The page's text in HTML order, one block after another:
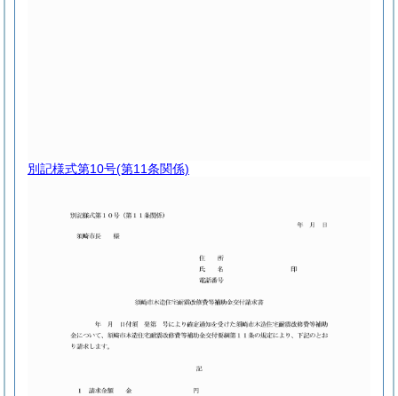
別記様式第10号(第11条関係)